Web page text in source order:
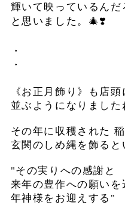
輝いて映っているんだ
と思いました。🎄❣️
・
・
《お正月飾り》も店頭
並ぶようになりました
その年に収穫された
玄関のしめ縄を飾ると
"その実りへの感謝と
来年の豊作への願い
年神様をお迎えする"